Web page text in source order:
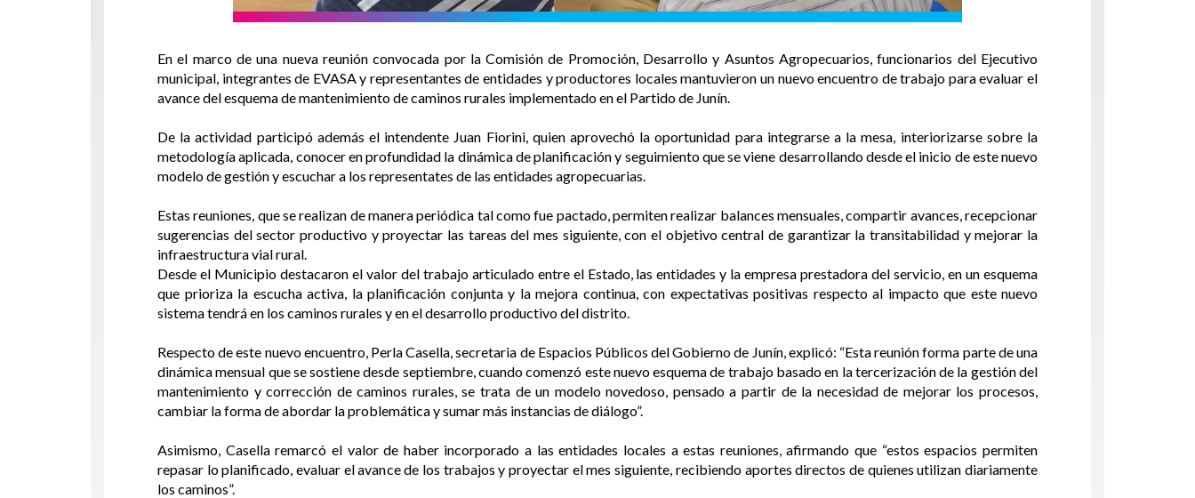
En el marco de una nueva reunión convocada por la Comisión de Promoción, Desarrollo y Asuntos Agropecuarios, funcionarios del Ejecutivo
municipal, integrantes de EVASA y representantes de entidades y productores locales mantuvieron un nuevo encuentro de trabajo para evaluar el
avance del esquema de mantenimiento de caminos rurales implementado en el Partido de Junín.
De la actividad participó además el intendente Juan Fiorini, quien aprovechó la oportunidad para integrarse a la mesa, interiorizarse sobre la
metodología aplicada, conocer en profundidad la dinámica de planificación y seguimiento que se viene desarrollando desde el inicio de este nuevo
modelo de gestión y escuchar a los representates de las entidades agropecuarias.
Estas reuniones, que se realizan de manera periódica tal como fue pactado, permiten realizar balances mensuales, compartir avances, recepcionar
sugerencias del sector productivo y proyectar las tareas del mes siguiente, con el objetivo central de garantizar la transitabilidad y mejorar la
infraestructura vial rural.
Desde el Municipio destacaron el valor del trabajo articulado entre el Estado, las entidades y la empresa prestadora del servicio, en un esquema
que prioriza la escucha activa, la planificación conjunta y la mejora continua, con expectativas positivas respecto al impacto que este nuevo
sistema tendrá en los caminos rurales y en el desarrollo productivo del distrito.
Respecto de este nuevo encuentro, Perla Casella, secretaria de Espacios Públicos del Gobierno de Junín, explicó: “Esta reunión forma parte de una
dinámica mensual que se sostiene desde septiembre, cuando comenzó este nuevo esquema de trabajo basado en la tercerización de la gestión del
mantenimiento y corrección de caminos rurales, se trata de un modelo novedoso, pensado a partir de la necesidad de mejorar los procesos,
cambiar la forma de abordar la problemática y sumar más instancias de diálogo”.
Asimismo, Casella remarcó el valor de haber incorporado a las entidades locales a estas reuniones, afirmando que “estos espacios permiten
repasar lo planificado, evaluar el avance de los trabajos y proyectar el mes siguiente, recibiendo aportes directos de quienes utilizan diariamente
los caminos”.